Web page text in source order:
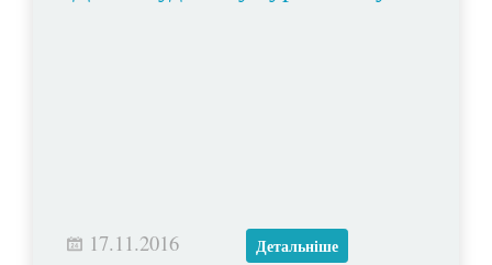
17.11.2016 Детальніше